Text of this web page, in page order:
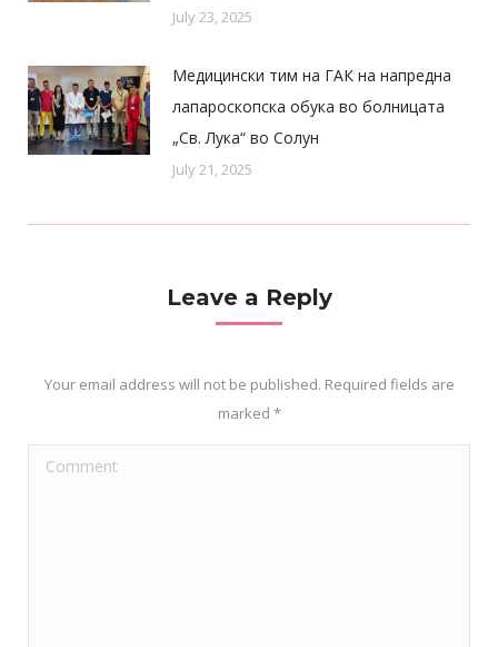
July 23, 2025
Медицински тим на ГАК на напредна
лапароскопска обука во болницата
„Св. Лука“ во Солун
July 21, 2025
Leave a Reply
Your email address will not be published. Required fields are
marked *
Comment